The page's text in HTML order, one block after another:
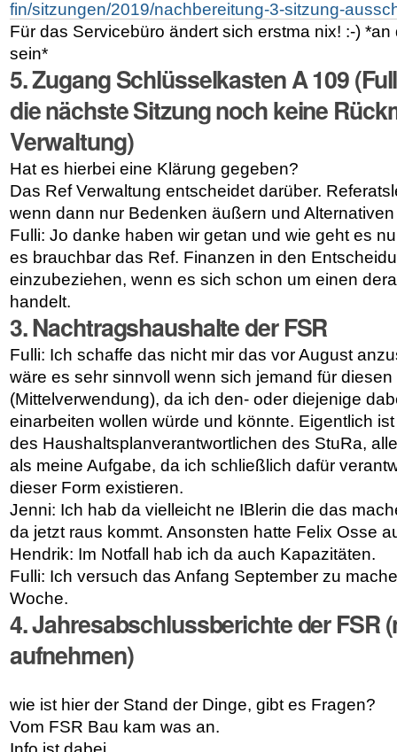
fin/sitzungen/2019/nachbereitung-3-sitzung-
Für das Servicebüro ändert sich erstma nix! :-)
sein*
5. Zugang Schlüsselkasten A 109
die nächste Sitzung noch keine
Verwaltung)
Hat es hierbei eine Klärung gegeben?
Das Ref Verwaltung entscheidet darüber.
wenn dann nur Bedenken äußern und
Fulli: Jo danke haben wir getan und wie geht es
es brauchbar das Ref. Finanzen in den
einzubeziehen, wenn es sich schon um einen
handelt.
3. Nachtragshaushalte der FSR
Fulli: Ich schaffe das nicht mir das vor August
wäre es sehr sinnvoll wenn sich jemand für
(Mittelverwendung), da ich den- oder diejenige
einarbeiten wollen würde und könnte. Eigentlich
des Haushaltsplanverantwortlichen des StuRa,
als meine Aufgabe, da ich schließlich dafür
dieser Form existieren.
Jenni: Ich hab da vielleicht ne IBlerin die das
da jetzt raus kommt. Ansonsten hatte Felix Osse
Hendrik: Im Notfall hab ich da auch Kapazitäten.
Fulli: Ich versuch das Anfang September zu
Woche.
4. Jahresabschlussberichte der FSR
aufnehmen)
wie ist hier der Stand der Dinge, gibt es Fragen?
Vom FSR Bau kam was an.